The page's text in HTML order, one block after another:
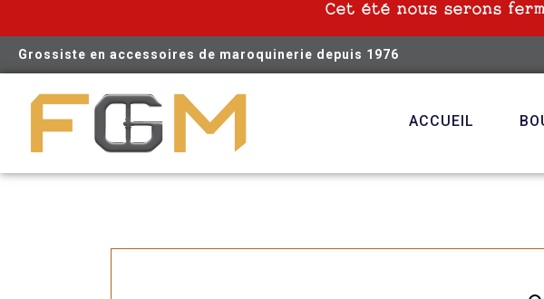
Cet été nous serons
Grossiste en accessoires de maroquinerie depuis 1976
ACCUEIL